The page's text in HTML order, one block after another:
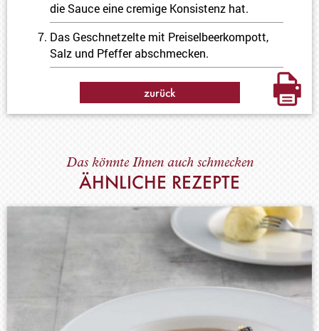
die Sauce eine cremige Konsistenz hat.
Das Geschnetzelte mit Preiselbeerkompott,
Salz und Pfeffer abschmecken.
zurück
Das könnte Ihnen auch schmecken
ÄHNLICHE REZEPTE